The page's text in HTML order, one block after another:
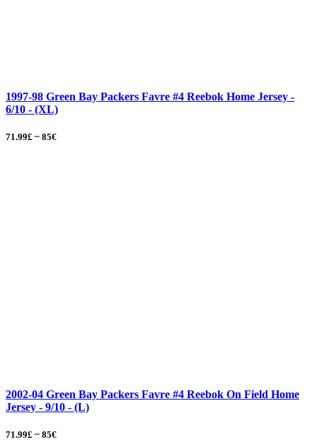
1997-98 Green Bay Packers Favre #4 Reebok Home Jersey -
6/10 - (XL)
71.99£ ~ 85€
2002-04 Green Bay Packers Favre #4 Reebok On Field Home
Jersey - 9/10 - (L)
71.99£ ~ 85€